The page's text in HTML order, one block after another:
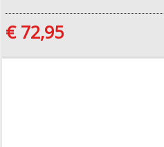
€ 72,95